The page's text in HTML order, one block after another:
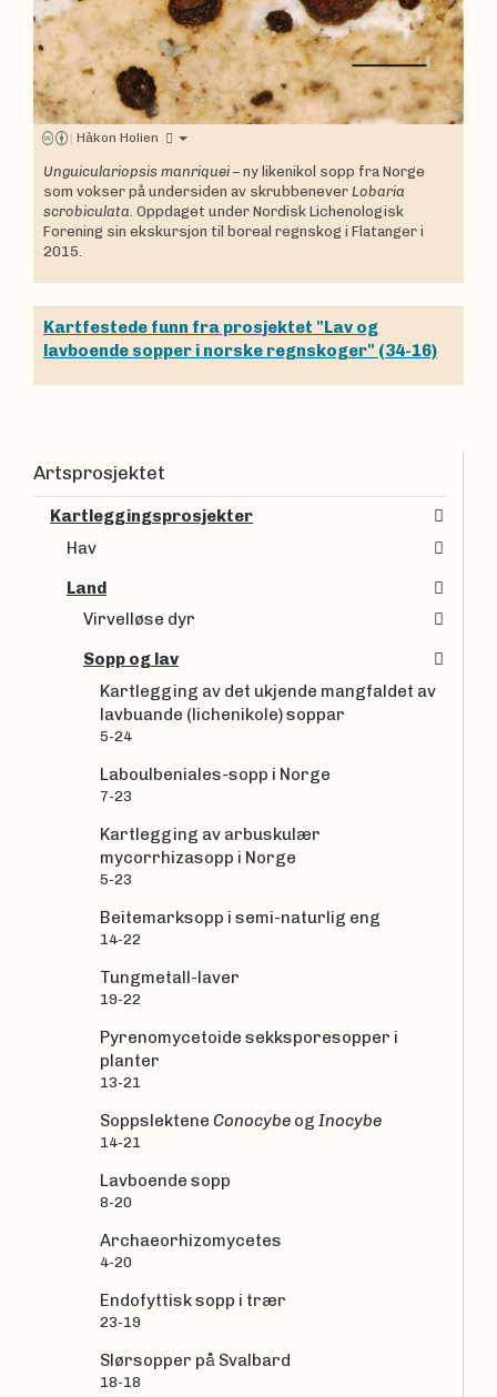
| Håkon Holien
Unguiculariopsis manriquei – ny likenikol sopp fra Norge
som vokser på undersiden av skrubbenever Lobaria
scrobiculata . Oppdaget under Nordisk Lichenologisk
Forening sin ekskursjon til boreal regnskog i Flatanger i
2015.
Kartfestede funn fra prosjektet "Lav og
lavboende sopper i norske regnskoger" (34-16)
Artsprosjektet
Kartleggingsprosjekter
Hav
Land
Virvelløse dyr
Sopp og lav
Kartlegging av det ukjende mangfaldet av
lavbuande (lichenikole) soppar
5-24
Laboulbeniales-sopp i Norge
7-23
Kartlegging av arbuskulær
mycorrhizasopp i Norge
5-23
Beitemarksopp i semi-naturlig eng
14-22
Tungmetall-laver
19-22
Pyrenomycetoide sekksporesopper i
planter
13-21
Soppslektene Conocybe og Inocybe
14-21
Lavboende sopp
8-20
Archaeorhizomycetes
4-20
Endofyttisk sopp i trær
23-19
Slørsopper på Svalbard
18-18